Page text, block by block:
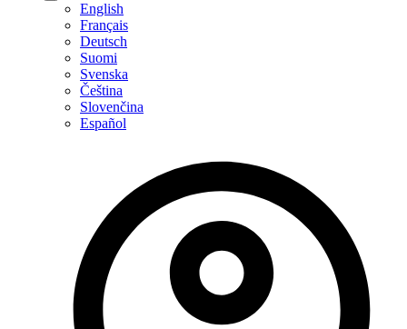
English
Français
Deutsch
Suomi
Svenska
Čeština
Slovenčina
Español